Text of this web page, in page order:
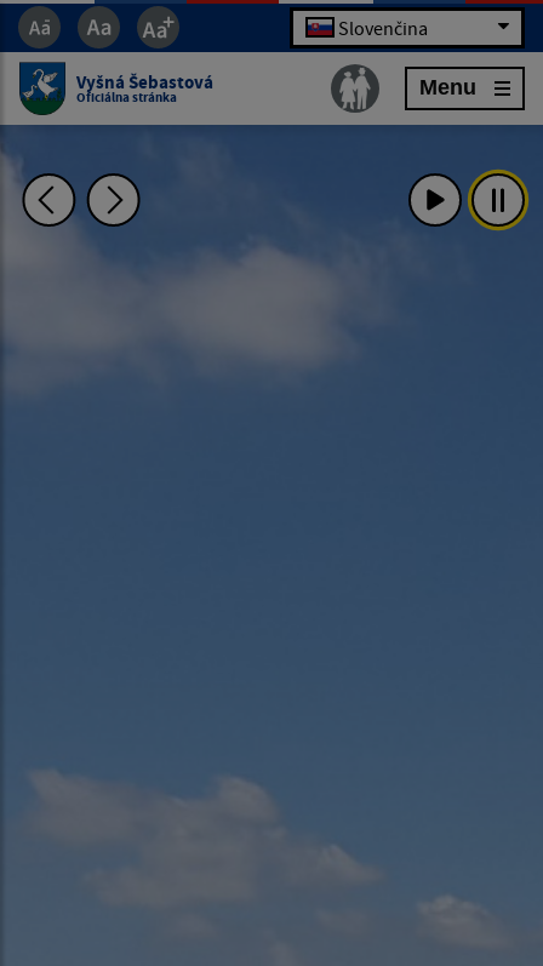
Slovenčina
Vyšná Šebastová
Oficiálna stránka Menu